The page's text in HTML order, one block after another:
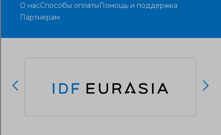
О насСпособы оплатыПомощь и поддержка
Партнерам